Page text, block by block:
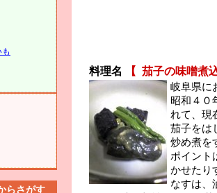
らさがす
料理名 【 茄子の味噌煮
岐阜県に
昭和４０
れて、現
茄子をは
炒め煮を
ポイント
かせたり
なすは、